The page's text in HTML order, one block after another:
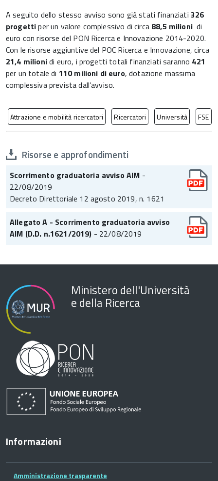
A seguito dello stesso avviso sono già stati finanziati 326
progettiper un valore complessivo di circa 88,5 milionidi
euro con risorse del PON Ricerca e Innovazione 2014-2020.
Con le risorse aggiuntive del POC Ricerca e Innovazione, circa
21,4 milionidi euro, i progetti totali finanziati saranno 421
per un totale di 110 milioni di euro, dotazione massima
complessiva prevista dall’avviso.
Attrazione e mobilità ricercatori Ricercatori Università FSE
Risorse e approfondimenti
Scorrimento graduatoria avviso AIM -
22/08/2019
Decreto Direttoriale 12 agosto 2019, n. 1621
Allegato A - Scorrimento graduatoria avviso
AIM (D.D. n.1621/2019) - 22/08/2019
Ministero dell'Università
e della Ricerca
Informazioni
Amministrazione trasparente